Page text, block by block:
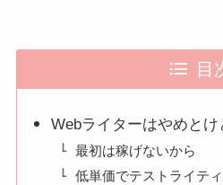
目
Webライターはやめとけ
最初は稼げないから
低単価でテストライテ